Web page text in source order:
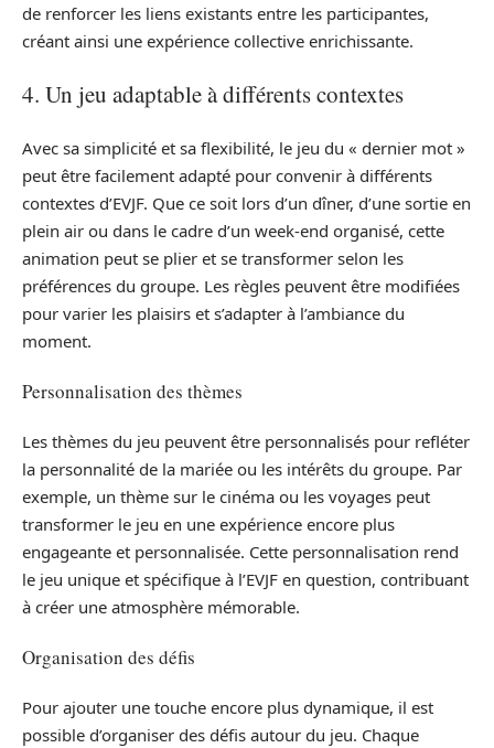
de renforcer les liens existants entre les participantes,
créant ainsi une expérience collective enrichissante.
4. Un jeu adaptable à différents contextes
Avec sa simplicité et sa flexibilité, le jeu du « dernier mot »
peut être facilement adapté pour convenir à différents
contextes d’EVJF. Que ce soit lors d’un dîner, d’une sortie en
plein air ou dans le cadre d’un week-end organisé, cette
animation peut se plier et se transformer selon les
préférences du groupe. Les règles peuvent être modifiées
pour varier les plaisirs et s’adapter à l’ambiance du
moment.
Personnalisation des thèmes
Les thèmes du jeu peuvent être personnalisés pour refléter
la personnalité de la mariée ou les intérêts du groupe. Par
exemple, un thème sur le cinéma ou les voyages peut
transformer le jeu en une expérience encore plus
engageante et personnalisée. Cette personnalisation rend
le jeu unique et spécifique à l’EVJF en question, contribuant
à créer une atmosphère mémorable.
Organisation des défis
Pour ajouter une touche encore plus dynamique, il est
possible d’organiser des défis autour du jeu. Chaque